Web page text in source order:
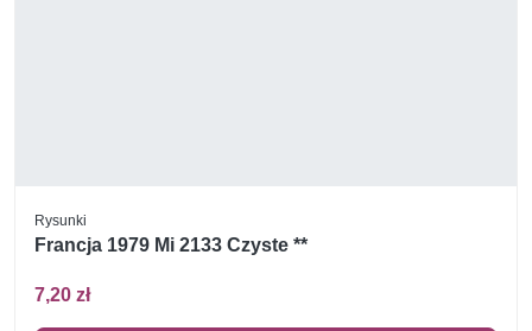
Rysunki
Francja 1979 Mi 2133 Czyste **
7,20 zł